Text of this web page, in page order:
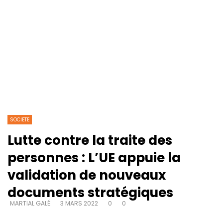
SOCIETE
Lutte contre la traite des
personnes : L’UE appuie la
validation de nouveaux
documents stratégiques
MARTIAL GALÉ 3 MARS 2022 0 0